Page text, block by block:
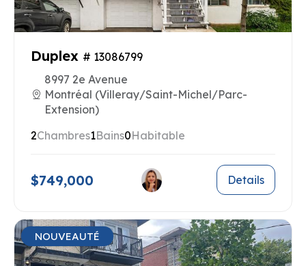
Duplex # 13086799
8997 2e Avenue
Montréal (Villeray/Saint-Michel/Parc-
Extension)
2Chambres1Bains0Habitable
$749,000 Details
NOUVEAUTÉ